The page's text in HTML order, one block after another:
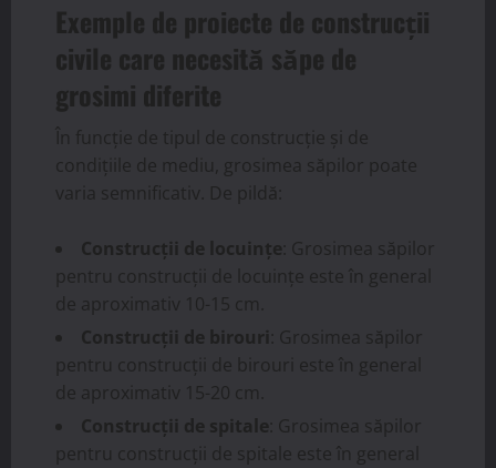
Exemple de proiecte de construcții
civile care necesită săpe de
grosimi diferite
În funcție de tipul de construcție și de
condițiile de mediu, grosimea săpilor poate
varia semnificativ. De pildă:
Construcții de locuințe : Grosimea săpilor
pentru construcții de locuințe este în general
de aproximativ 10-15 cm.
Construcții de birouri : Grosimea săpilor
pentru construcții de birouri este în general
de aproximativ 15-20 cm.
Construcții de spitale : Grosimea săpilor
pentru construcții de spitale este în general